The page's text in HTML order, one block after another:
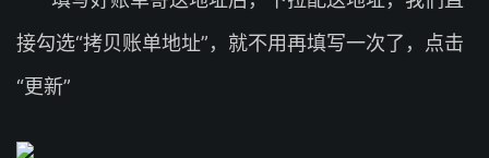
接勾选“拷贝账单地址”，就不用再填写一次了，点击
“更新”